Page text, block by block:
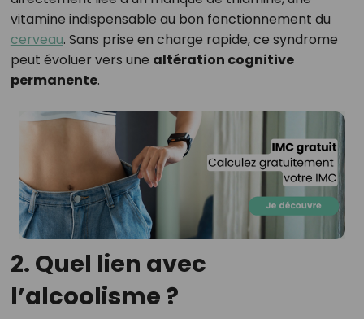
vitamine indispensable au bon fonctionnement du
cerveau. Sans prise en charge rapide, ce syndrome
peut évoluer vers une altération cognitive
permanente.
2. Quel lien avec
l’alcoolisme ?